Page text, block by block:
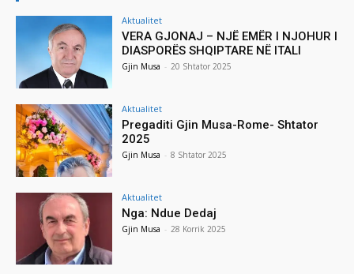
Aktualitet
VERA GJONAJ – NJË EMËR I NJOHUR I
DIASPORËS SHQIPTARE NË ITALI
Gjin Musa - 20 Shtator 2025
Aktualitet
Pregaditi Gjin Musa-Rome- Shtator
2025
Gjin Musa - 8 Shtator 2025
Aktualitet
Nga: Ndue Dedaj
Gjin Musa - 28 Korrik 2025